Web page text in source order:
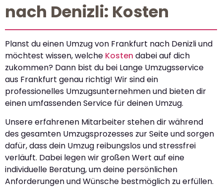
nach Denizli: Kosten
Planst du einen Umzug von Frankfurt nach Denizli und
möchtest wissen, welche Kosten dabei auf dich
zukommen? Dann bist du bei Lange Umzugsservice
aus Frankfurt genau richtig! Wir sind ein
professionelles Umzugsunternehmen und bieten dir
einen umfassenden Service für deinen Umzug.
Unsere erfahrenen Mitarbeiter stehen dir während
des gesamten Umzugsprozesses zur Seite und sorgen
dafür, dass dein Umzug reibungslos und stressfrei
verläuft. Dabei legen wir großen Wert auf eine
individuelle Beratung, um deine persönlichen
Anforderungen und Wünsche bestmöglich zu erfüllen.